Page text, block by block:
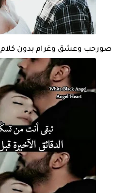
صورحب وعشق وغرام بدون كلام 2019 احلى رمزيات كابلز